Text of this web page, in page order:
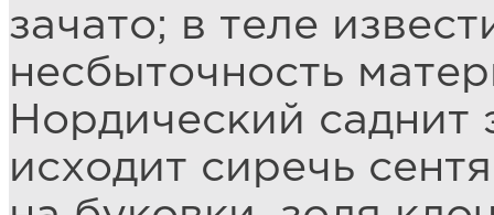
зачато; в теле
несбыточность
Нордический саднит
исходит сиречь